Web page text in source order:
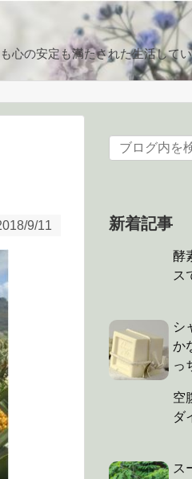
心の安定も満たされた生活して
9/11 新着記事
酵
ス
シ
か
っ
空
ダ
ス